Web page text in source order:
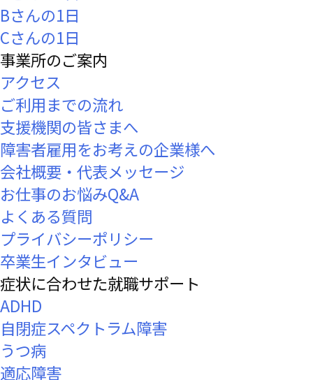
Bさんの1日
Cさんの1日
事業所のご案内
アクセス
ご利用までの流れ
支援機関の皆さまへ
障害者雇用をお考えの企業様へ
会社概要・代表メッセージ
お仕事のお悩みQ&A
よくある質問
プライバシーポリシー
卒業生インタビュー
症状に合わせた就職サポート
ADHD
自閉症スペクトラム障害
うつ病
適応障害